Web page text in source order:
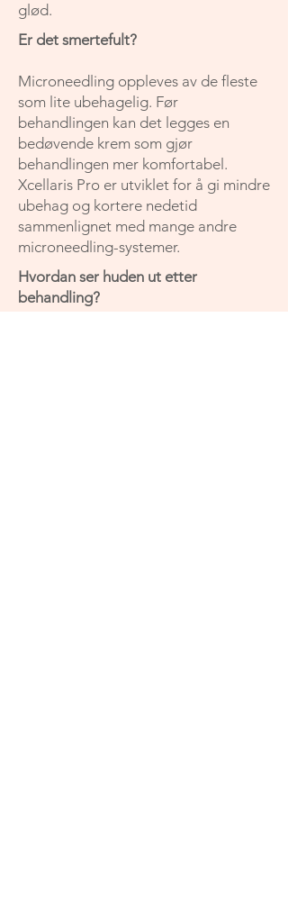
glød.
Er det smertefult?
Microneedling oppleves av de fleste
som lite ubehagelig. Før
behandlingen kan det legges en
bedøvende krem som gjør
behandlingen mer komfortabel.
Xcellaris Pro er utviklet for å gi mindre
ubehag og kortere nedetid
sammenlignet med mange andre
microneedling-systemer.
Hvordan ser huden ut etter
behandling?